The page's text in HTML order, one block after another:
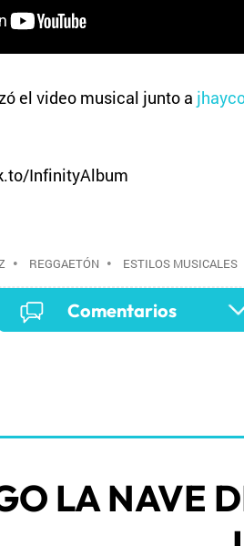
el video musical junto a
InfinityAlbum
• REGGAETÓN • ESTILOS MUSICALES
Comentarios
LA NAVE